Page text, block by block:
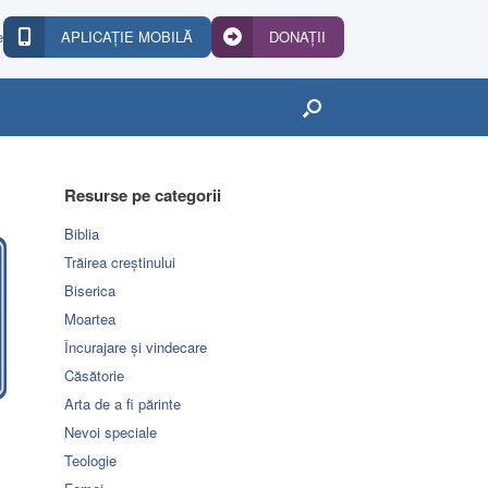
APLICAȚIE MOBILĂ DONAȚII
Resurse pe categorii
Biblia
Trăirea creștinului
Biserica
Moartea
Încurajare și vindecare
Căsătorie
Arta de a fi părinte
Nevoi speciale
Teologie